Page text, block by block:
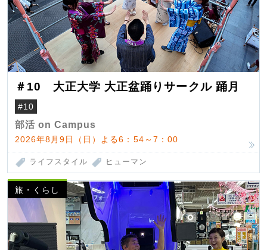
＃10 大正大学 大正盆踊りサークル 踊月
#10
部活 on Campus
2026年8月9日（日）よる6：54～7：00
ライフスタイル ヒューマン
旅・くらし